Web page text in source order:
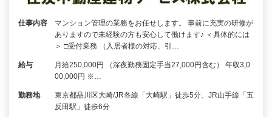
仕事内容
マンション管理の業務をお任せします。 事前に充実の研修が
ありますので未経験の方も安心して働けます♪ ＜具体的には
＞ □受付業務 （入居者様の対応、引…
給与
月給250,000円 （深夜勤務固定手当27,000円含む） 年収3,0
00,000円 ※…
勤務地
東京都品川区大崎/JR各線「大崎駅」徒歩5分、JR山手線「五
反田駅」徒歩6分